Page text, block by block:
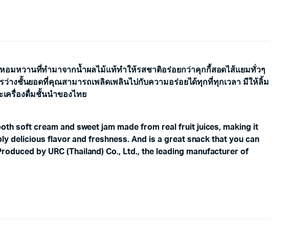
×แพ็ค12
มหวานที่ทำมาจากน้ำผลไม้แท้ทำให้รสชาติอร่อยกว่าคุกกี้สอดไส้แยมทั่วๆ
างชั้นยอดที่คุณสามารถเพลิดเพลินไปกับความอร่อยได้ทุกที่ทุกเวลา มีให้ลิ้ม
เครื่องดื่มชั้นนำของไทย
soft cream and sweet jam made from real fruit juices, making it
delicious flavor and freshness. And is a great snack that you can
by URC (Thailand) Co., Ltd., the leading manufacturer of